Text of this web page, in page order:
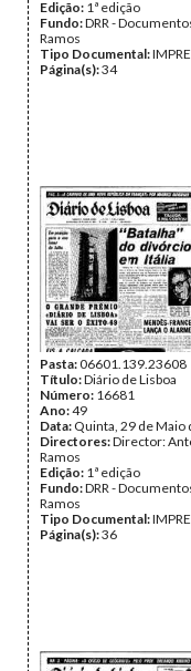
Edição: 1ª edição
Fundo:DRR -
Ramos
Tipo Documental:
Página(s):34
Pasta:06601.139.23608
Título:Diário de Lisboa
Número: 16681
Ano:49
Data: Quinta, 29 de Maio
Directores:Director:
Ramos
Edição: 1ª edição
Fundo:DRR -
Ramos
Tipo Documental:
Página(s):36